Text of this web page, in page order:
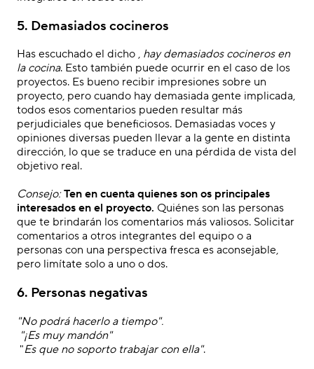
5. Demasiados cocineros
Has escuchado el dicho , hay demasiados cocineros en
la cocina. Esto también puede ocurrir en el caso de los
proyectos. Es bueno recibir impresiones sobre un
proyecto, pero cuando hay demasiada gente implicada,
todos esos comentarios pueden resultar más
perjudiciales que beneficiosos. Demasiadas voces y
opiniones diversas pueden llevar a la gente en distinta
dirección, lo que se traduce en una pérdida de vista del
objetivo real.
Consejo:Ten en cuenta quienes son os principales
interesados en el proyecto. Quiénes son las personas
que te brindarán los comentarios más valiosos. Solicitar
comentarios a otros integrantes del equipo o a
personas con una perspectiva fresca es aconsejable,
pero limítate solo a uno o dos.
6. Personas negativas
"No podrá hacerlo a tiempo".
"¡Es muy mandón"
"Es que no soporto trabajar con ella".